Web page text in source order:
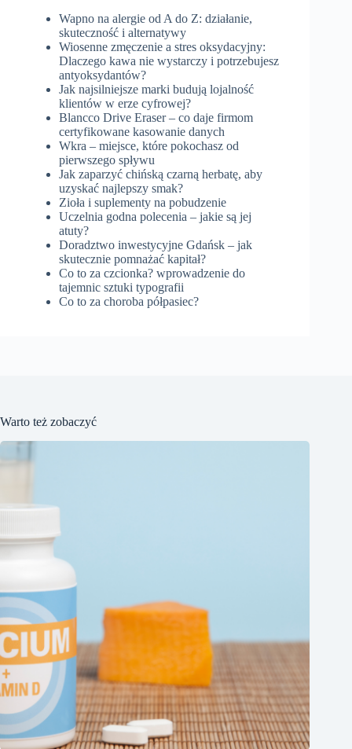
Wapno na alergie od A do Z: działanie,
skuteczność i alternatywy
Wiosenne zmęczenie a stres oksydacyjny:
Dlaczego kawa nie wystarczy i potrzebujesz
antyoksydantów?
Jak najsilniejsze marki budują lojalność
klientów w erze cyfrowej?
Blancco Drive Eraser – co daje firmom
certyfikowane kasowanie danych
Wkra – miejsce, które pokochasz od
pierwszego spływu
Jak zaparzyć chińską czarną herbatę, aby
uzyskać najlepszy smak?
Zioła i suplementy na pobudzenie
Uczelnia godna polecenia – jakie są jej
atuty?
Doradztwo inwestycyjne Gdańsk – jak
skutecznie pomnażać kapitał?
Co to za czcionka? wprowadzenie do
tajemnic sztuki typografii
Co to za choroba półpasiec?
Warto też zobaczyć